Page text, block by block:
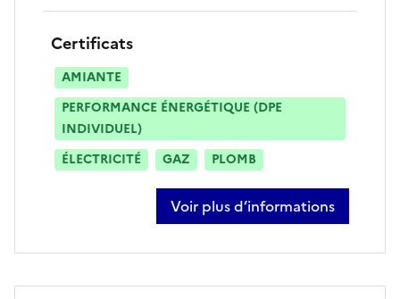
Certificats
AMIANTE
PERFORMANCE ÉNERGÉTIQUE (DPE
INDIVIDUEL)
ÉLECTRICITÉ
GAZ PLOMB
Voir plus d’informations
sur benjamin fontaine